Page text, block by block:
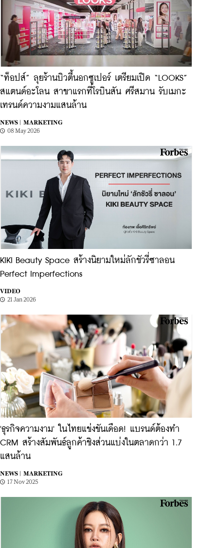
“ท็อปส์” ลุยร้านบิวตี้นอกซูเปอร์ เตรียมเปิด “LOOKS”
สแตนด์อะโลน สาขาแรกที่โรบินสัน ศรีสมาน รับเมกะ
เทรนด์ความงามแสนล้าน
NEWS |
MARKETING
08 May 2026
KIKI Beauty Space สร้างนิยามใหม่ลักชัวรี่ซาลอน
Perfect Imperfections
VIDEO
21 Jan 2026
'ธุรกิจความงาม' ในไทยแข่งขันเดือด! แบรนด์ต้องทำ
CRM สร้างสัมพันธ์ลูกค้าชิงส่วนแบ่งในตลาดกว่า 1.7
แสนล้าน
NEWS |
MARKETING
17 Nov 2025